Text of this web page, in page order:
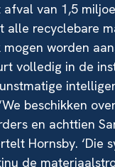
van 1,5
alle recyclebare
worden
volledig in de
beschikken
en achttien
Hornsby. ‘Die
de